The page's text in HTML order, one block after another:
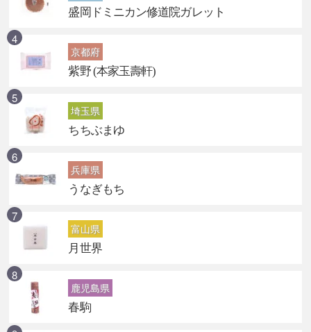
盛岡ドミニカン修道院ガレット
京都府
紫野 (本家玉壽軒)
埼玉県
ちちぶまゆ
兵庫県
うなぎもち
富山県
月世界
鹿児島県
春駒